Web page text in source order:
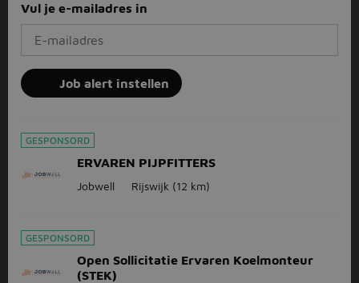
Vul je e-mailadres in
Job alert instellen
GESPONSORD
ERVAREN PIJPFITTERS
Jobwell Rijswijk (12 km)
GESPONSORD
Open Sollicitatie Ervaren Koelmonteur
(STEK)